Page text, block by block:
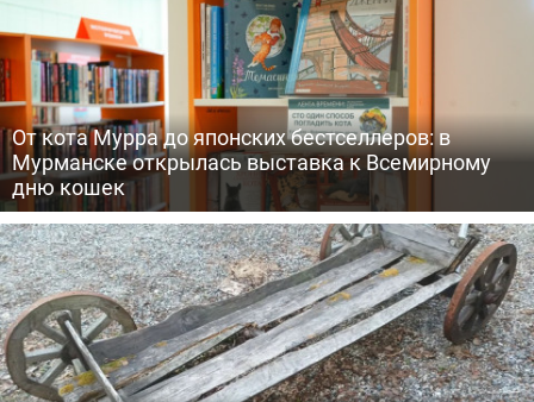
От кота Мурра до японских бестселлеров: в
Мурманске открылась выставка к Всемирному
дню кошек